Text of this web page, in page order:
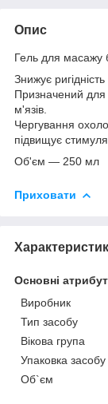
Опис
Гель для масажу
Знижує ригідність
Призначений для
м'язів.
Чергування
підвищує
Об'єм — 250 мл
Приховати
Основні
Виробник
Тип засобу
Вікова група
Упаковка засобу
Об`єм